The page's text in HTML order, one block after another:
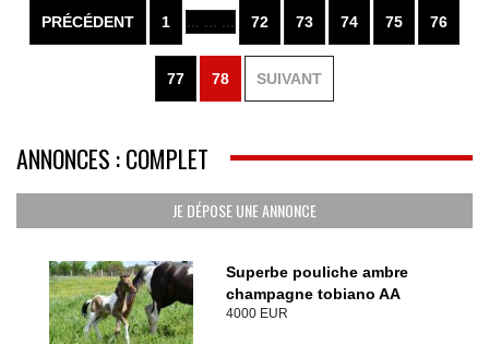
PRÉCÉDENT 1 ... ... ... 72 73 74 75 76
77 78 SUIVANT
ANNONCES : COMPLET
JE DÉPOSE UNE ANNONCE
Superbe pouliche ambre
champagne tobiano AA
4000 EUR